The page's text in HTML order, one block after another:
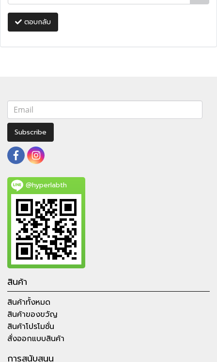
ตอบกลับ
Subscribe
@hyperlabth
สินค้า
สินค้าทั้งหมด
สินค้าของขวัญ
สินค้าโปรโมชั่น
สั่งออกแบบสินค้า
การสนับสนุน